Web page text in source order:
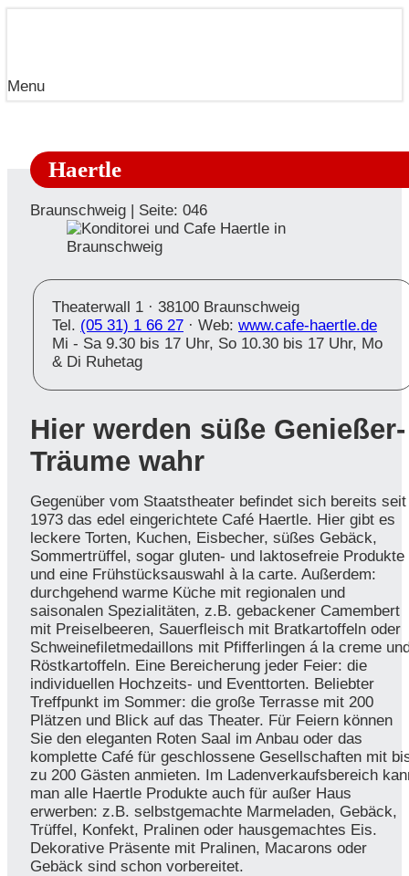
Menu
Haertle
Braunschweig | Seite: 046
Theaterwall 1 · 38100 Braunschweig
Tel. (05 31) 1 66 27 · Web: www.cafe-haertle.de
Mi - Sa 9.30 bis 17 Uhr, So 10.30 bis 17 Uhr, Mo
& Di Ruhetag
Hier werden süße Genießer-
Träume wahr
Gegenüber vom Staatstheater befindet sich bereits seit
1973 das edel eingerichtete Café Haertle. Hier gibt es
leckere Torten, Kuchen, Eisbecher, süßes Gebäck,
Sommertrüffel, sogar gluten- und laktosefreie Produkte
und eine Frühstücksauswahl à la carte. Außerdem:
durchgehend warme Küche mit regionalen und
saisonalen Spezialitäten, z.B. gebackener Camembert
mit Preiselbeeren, Sauerfleisch mit Bratkartoffeln oder
Schweinefiletmedaillons mit Pfifferlingen á la creme
Röstkartoffeln. Eine Bereicherung jeder Feier: die
individuellen Hochzeits- und Eventtorten. Beliebter
Treffpunkt im Sommer: die große Terrasse mit 200
Plätzen und Blick auf das Theater. Für Feiern können
Sie den eleganten Roten Saal im Anbau oder das
komplette Café für geschlossene Gesellschaften mit
zu 200 Gästen anmieten. Im Ladenverkaufsbereich
man alle Haertle Produkte auch für außer Haus
erwerben: z.B. selbstgemachte Marmeladen, Gebäck,
Trüffel, Konfekt, Pralinen oder hausgemachtes Eis.
Dekorative Präsente mit Pralinen, Macarons oder
Gebäck sind schon vorbereitet.